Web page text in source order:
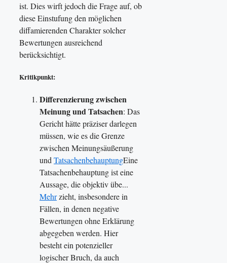
ist. Dies wirft jedoch die Frage auf, ob
diese Einstufung den möglichen
diffamierenden Charakter solcher
Bewertungen ausreichend
berücksichtigt.
Kritikpunkt:
Differenzierung zwischen
Meinung und Tatsachen: Das
Gericht hätte präziser darlegen
müssen, wie es die Grenze
zwischen Meinungsäußerung
und TatsachenbehauptungEine
Tatsachenbehauptung ist eine
Aussage, die objektiv übe...
Mehrzieht, insbesondere in
Fällen, in denen negative
Bewertungen ohne Erklärung
abgegeben werden. Hier
besteht ein potenzieller
logischer Bruch, da auch